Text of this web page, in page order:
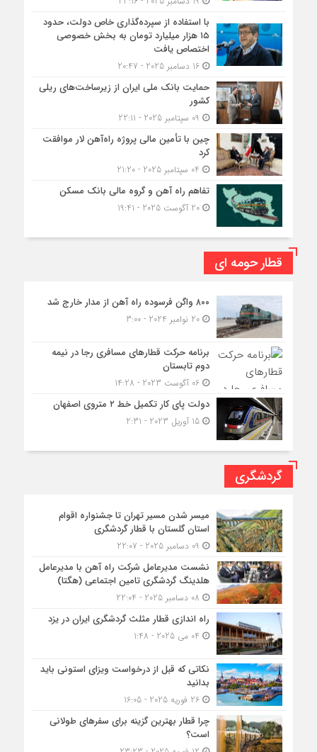
با استفاده از سپرده‌گذاری خاص دولت، حدود
۱۵ هزار میلیارد تومان به بخش خصوصی
اختصاص یافت
16 دسامبر 2025 - 20:47
حمایت بانک ملی ایران از زیرساخت‌های ریلی
کشور
چین با تأمین مالی پروژه راه‌آهن لار موافقت
کرد
تفاهم راه آهن و گروه مالی بانک مسکن
20 آگوست 2025 - 19:41
قطار حومه ای
۸۰۰ واگن فرسوده راه آهن از مدار خارج شد
20 نوامبر 2024 - 3:00
برنامه حرکت قطارهای مسافری رجا در نیمه
دوم تابستان
06 آگوست 2023 - 14:28
دولت پای کار تکمیل خط ۲ متروی اصفهان
15 آوریل 2023 - 2:31
گردشگری
میسر شدن مسیر تهران تا جشنواره اقوام
استان گلستان با قطار گردشگری
نشست مدیرعامل شرکت راه آهن با مدیرعامل
هلدینگ گردشگری تامین اجتماعی (هگتا)
راه اندازی قطار مثلث گردشگری ایران در یزد
نکاتی که قبل از درخواست ویزای استونی باید
بدانید
26 فوریه 2025 - 16:05
چرا قطار بهترین گزینه برای سفرهای طولانی
است؟